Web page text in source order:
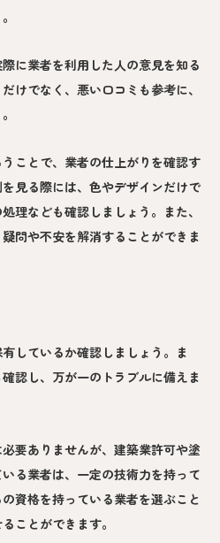
に業者を利用した人の意見を知る
けでなく、悪い口コミも参考に、
ことで、業者の仕上がりを確認す
見る際には、色やデザインだけで
理なども確認しましょう。また、
問や不安を解消することができま
しているか確認しましょう。ま
認し、万が一のトラブルに備えま
要ありませんが、建築業許可や塗
る業者は、一定の技術力を持って
資格を持っている業者を選ぶこと
ことができます。